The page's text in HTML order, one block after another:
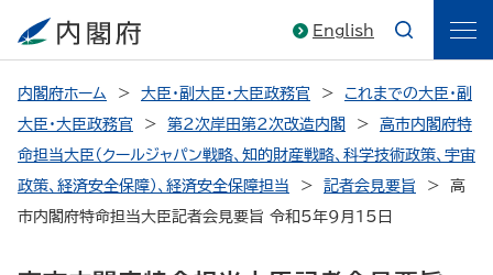
English
内閣府ホーム 大臣・副大臣・大臣政務官
これまでの大臣・副
大臣・大臣政務官
第2次岸田第2次改造内閣
高市内閣府特
命担当大臣（クールジャパン戦略、知的財産戦略、科学技術政策、宇宙
政策、経済安全保障）、経済安全保障担当
記者会見要旨
高
市内閣府特命担当大臣記者会見要旨 令和5年9月15日